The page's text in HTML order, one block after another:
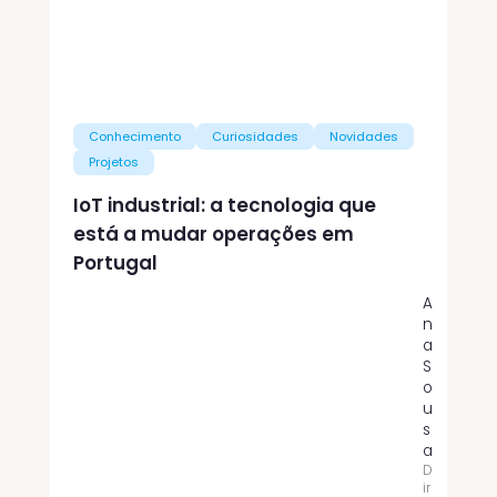
Conhecimento Curiosidades
Novidades
Projetos
IoT industrial: a tecnologia que
está a mudar operações em
Portugal
A
n
a
S
o
u
s
a
D
ir